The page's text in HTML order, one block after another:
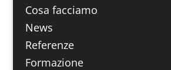
Cosa facciamo
News
Referenze
Formazione